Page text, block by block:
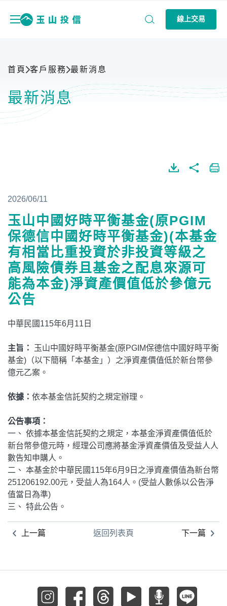
線上交易
首頁 客戶服務 最新消息
最新消息
2026/06/11
玉山中國好時平衡基金(原PGIM
保德信中國好時平衡基金)(本基金
有相當比重投資於非投資等級之
高風險債券且基金之配息來源可
能為本金)淨資產價值低於參億元
公告
中華民國115年6月11日
主旨：
玉山中國好時平衡基金(原PGIM保德信中國好時平衡
基金)（以下簡稱「本基金」）之淨資產價值低於新台幣參
億元乙案。
依據： 依本基金信託契約之規定辦理。
公告事項：
一、 依據本基金信託契約之規定，本基金淨資產價值低於
新台幣參億元時，經理公司應將基金淨資產價值及受益人人
數告知申購人。
二、 本基金於中華民國115年6月9日之淨資產價值為新台幣
251206192.00元，受益人為164人。(受益人數係以公告淨
值當日為準)
三、 特此公告。
上一篇 返回列表頁 下一篇